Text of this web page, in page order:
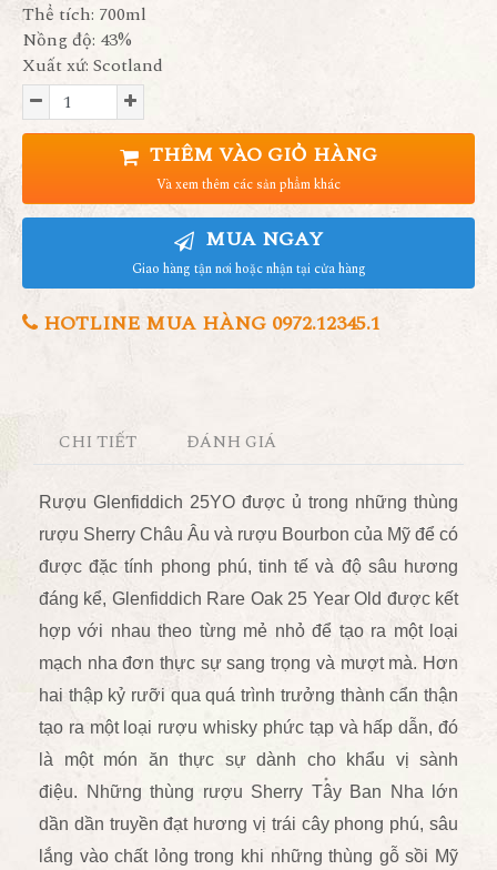
Thể tích: 700ml
Nồng độ: 43%
Xuất xứ: Scotland
THÊM VÀO GIỎ HÀNG
Và xem thêm các sản phẩm khác
MUA NGAY
Giao hàng tận nơi hoặc nhận tại cửa hàng
HOTLINE MUA HÀNG 0972.12345.1
CHI TIẾT ĐÁNH GIÁ
Rượu Glenfiddich 25YO được ủ trong những thùng
rượu Sherry Châu Âu và rượu Bourbon của Mỹ để có
được đặc tính phong phú, tinh tế và độ sâu hương
đáng kể, Glenfiddich Rare Oak 25 Year Old được kết
hợp với nhau theo từng mẻ nhỏ để tạo ra một loại
mạch nha đơn thực sự sang trọng và mượt mà. Hơn
hai thập kỷ rưỡi qua quá trình trưởng thành cẩn thận
tạo ra một loại rượu whisky phức tạp và hấp dẫn, đó
là một món ăn thực sự dành cho khẩu vị sành
điệu. Những thùng rượu Sherry Tây Ban Nha lớn
dần dần truyền đạt hương vị trái cây phong phú, sâu
lắng vào chất lỏng trong khi những thùng gỗ sồi Mỹ